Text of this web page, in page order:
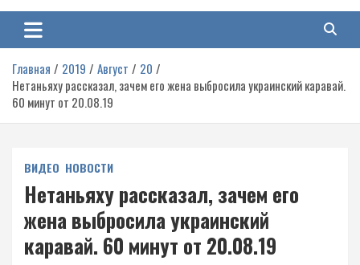
Главная 2019 Август
20
Нетаньяху рассказал, зачем его жена выбросила украинский каравай.
60 минут от 20.08.19
ВИДЕО НОВОСТИ
Нетаньяху рассказал, зачем его
жена выбросила украинский
каравай. 60 минут от 20.08.19